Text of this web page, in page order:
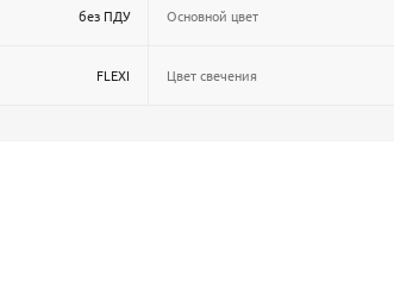
без ПДУ
FLEXI
Основной цвет
Цвет свечения